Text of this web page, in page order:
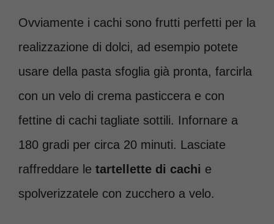
Ovviamente i cachi sono frutti perfetti per la
realizzazione di dolci, ad esempio potete
usare della pasta sfoglia già pronta, farcirla
con un velo di crema pasticcera e con
fettine di cachi tagliate sottili. Infornare a
180 gradi per circa 20 minuti. Lasciate
raffreddare le tartellette di cachi e
spolverizzatele con zucchero a velo.